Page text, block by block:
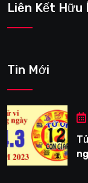
Liên Kết Hữu
Tin Mới